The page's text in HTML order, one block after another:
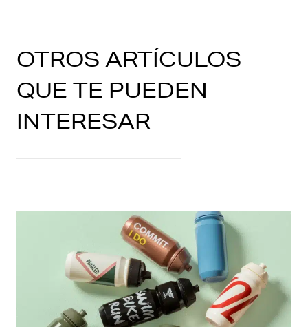
OTROS ARTÍCULOS
QUE TE PUEDEN
INTERESAR